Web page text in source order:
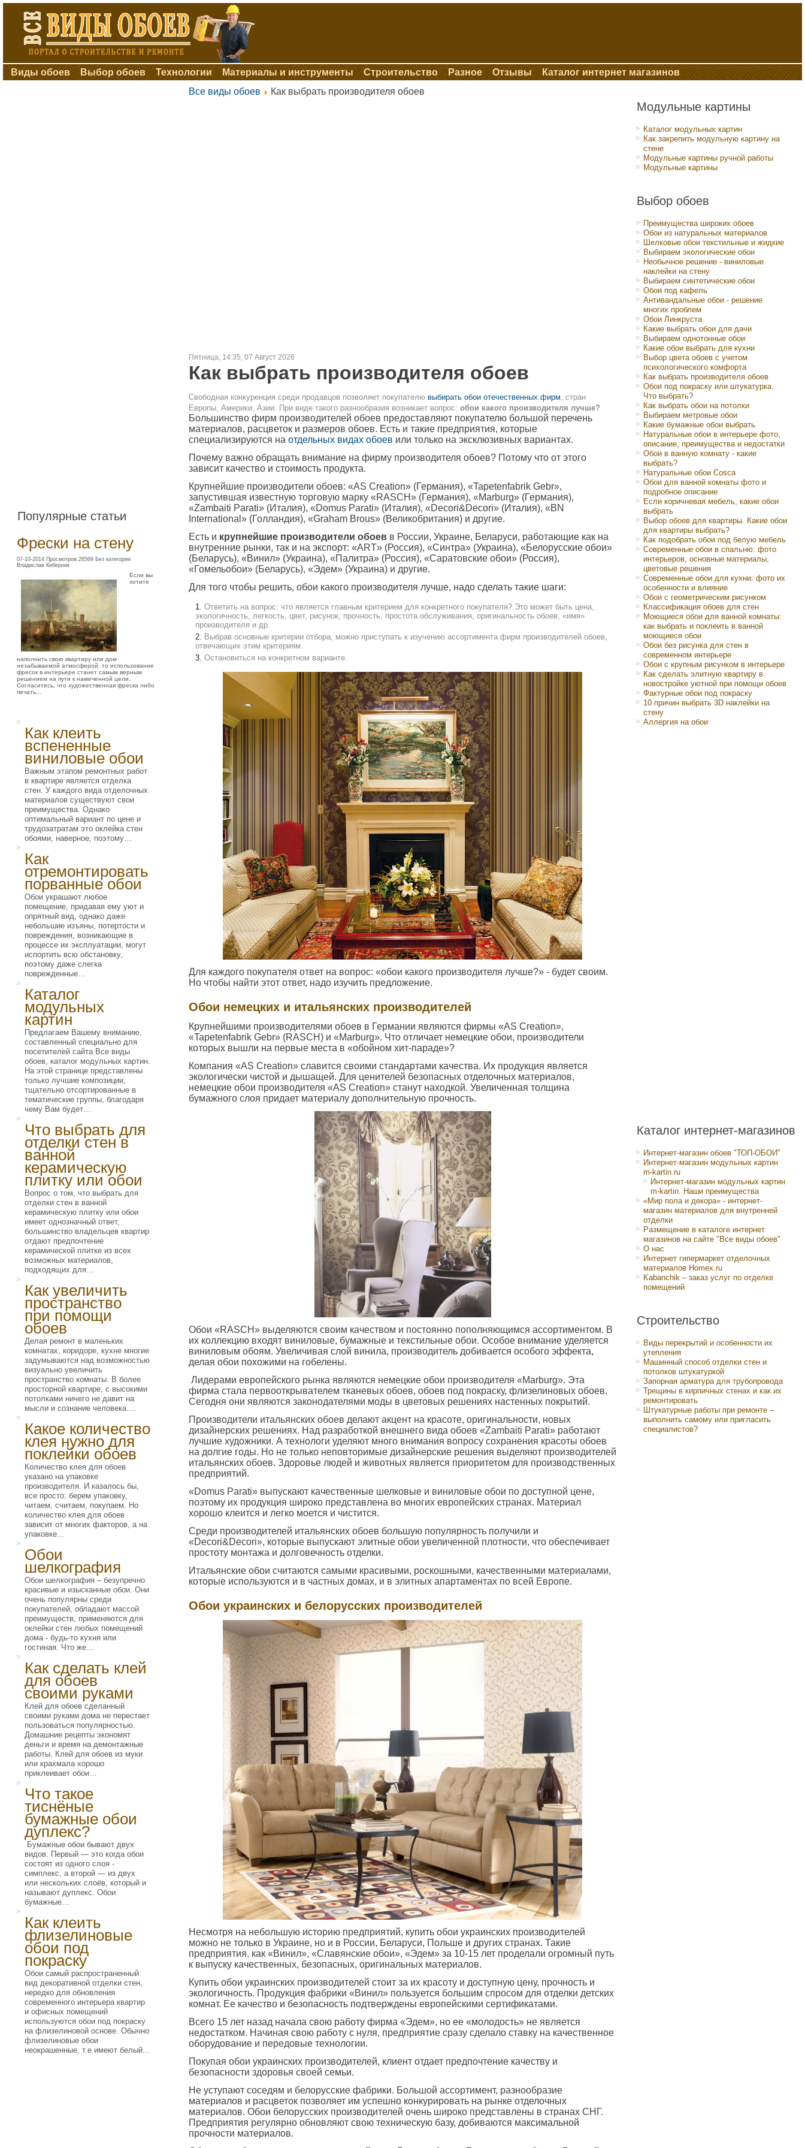
Виды обоев Выбор обоев Технологии Материалы и инструменты Строительство Разное Отзывы Каталог интернет магазинов
Популярные статьи
Фрески на стену
07-10-2014 Просмотров:26569 Без категории
Владислав Киберник
Если вы
хотите
наполнить свою квартиру или дом
незабываемой атмосферой, то использование
фресок в интерьере станет самым верным
решением на пути к намеченной цели.
Согласитесь, что художественная фреска либо
печать...
Как клеить
вспененные
виниловые обои
Важным этапом ремонтных работ
в квартире является отделка
стен. У каждого вида отделочных
материалов существуют свои
преимущества. Однако
оптимальный вариант по цене и
трудозатратам это оклейка стен
обоями, наверное, поэтому…
Как
отремонтировать
порванные обои
Обои украшают любое
помещение, придавая ему уют и
опрятный вид, однако даже
небольшие изъяны, потертости и
повреждения, возникающие в
процессе их эксплуатации, могут
испортить всю обстановку,
поэтому даже слегка
поврежденные…
Каталог
модульных
картин
Предлагаем Вашему вниманию,
составленный специально для
посетителей сайта Все виды
обоев, каталог модульных картин.
На этой странице представлены
только лучшие композиции,
тщательно отсортированные в
тематические группы, благодаря
чему Вам будет…
Что выбрать для
отделки стен в
ванной
керамическую
плитку или обои
Вопрос о том, что выбрать для
отделки стен в ванной
керамическую плитку или обои
имеет однозначный ответ,
большинство владельцев квартир
отдают предпочтение
керамической плитке из всех
возможных материалов,
подходящих для…
Как увеличить
пространство
при помощи
обоев
Делая ремонт в маленьких
комнатах, коридоре, кухне многие
задумываются над возможностью
визуально увеличить
пространство комнаты. В более
просторной квартире, с высокими
потолками ничего не давит на
мысли и сознание человека.…
Какое количество
клея нужно для
поклейки обоев
Количество клея для обоев
указано на упаковке
производителя. И казалось бы,
все просто: берем упаковку,
читаем, считаем, покупаем. Но
количество клея для обоев
зависит от многих факторов, а на
упаковке…
Обои
шелкография
Обои шелкография – безупречно
красивые и изысканные обои. Они
очень популярны среди
покупателей, обладают массой
преимуществ, применяются для
оклейки стен любых помещений
дома - будь-то кухня или
гостиная. Что же…
Как сделать клей
для обоев
своими руками
Клей для обоев сделанный
своими руками дома не перестает
пользоваться популярностью.
Домашние рецепты экономят
деньги и время на демонтажные
работы. Клей для обоев из муки
или крахмала хорошо
приклеивает обои…
Что такое
тиснёные
бумажные обои
дуплекс?
Бумажные обои бывают двух
видов. Первый — это когда обои
состоят из одного слоя -
симплекс, а второй — из двух
или нескольких слоёв, который и
называют дуплекс. Обои
бумажные…
Как клеить
флизелиновые
обои под
покраску
Обои самый распространенный
вид декоративной отделки стен,
нередко для обновления
современного интерьера квартир
и офисных помещений
используются обои под покраску
на флизелиновой основе. Обычно
флизелиновые обои
неокрашенные, т.е имеют белый…
Все виды обоев Как выбрать производителя обоев
Пятница, 14:35, 07 Август 2026
Как выбрать производителя обоев
Свободная конкуренция среди продавцов позволяет покупателю выбирать обои отечественных фирм, стран
Европы, Америки, Азии. При виде такого разнообразия возникает вопрос: обои какого производителя лучше?
Большинство фирм производителей обоев предоставляют покупателю большой перечень
материалов, расцветок и размеров обоев. Есть и такие предприятия, которые
специализируются на отдельных видах обоев или только на эксклюзивных вариантах.
Почему важно обращать внимание на фирму производителя обоев? Потому что от этого
зависит качество и стоимость продукта.
Крупнейшие производители обоев: «AS Creation» (Германия), «Tapetenfabrik Gebr»,
запустившая известную торговую марку «RASCH» (Германия), «Marburg» (Германия),
«Zambaiti Parati» (Италия), «Domus Parati» (Италия), «Decori&Decori» (Италия), «BN
International» (Голландия), «Graham Brous» (Великобритания) и другие.
Есть и крупнейшие производители обоев в России, Украине, Беларуси, работающие как на
внутренние рынки, так и на экспорт: «АRT» (Россия), «Синтра» (Украина), «Белорусские обои»
(Беларусь), «Винил» (Украина), «Палитра» (Россия), «Саратовские обои» (Россия),
«Гомельобои» (Беларусь), «Эдем» (Украина) и другие.
Для того чтобы решить, обои какого производителя лучше, надо сделать такие шаги:
Ответить на вопрос: что является главным критерием для конкретного покупателя? Это может быть цена,
экологичность, легкость, цвет, рисунок, прочность, простота обслуживания, оригинальность обоев, «имя»
производителя и др.
Выбрав основные критерии отбора, можно приступать к изучению ассортимента фирм производителей обоев,
отвечающих этим критериям.
Остановиться на конкретном варианте.
Для каждого покупателя ответ на вопрос: «обои какого производителя лучше?» - будет своим.
Но чтобы найти этот ответ, надо изучить предложение.
Обои немецких и итальянских производителей
Крупнейшими производителями обоев в Германии являются фирмы «AS Creation»,
«Tapetenfabrik Gebr» (RASCH) и «Marburg». Что отличает немецкие обои, производители
которых вышли на первые места в «обойном хит-параде»?
Компания «AS Creation» славится своими стандартами качества. Их продукция является
экологически чистой и дышащей. Для ценителей безопасных отделочных материалов,
немецкие обои производителя «AS Creation» станут находкой. Увеличенная толщина
бумажного слоя придает материалу дополнительную прочность.
Обои «RASCH» выделяются своим качеством и постоянно пополняющимся ассортиментом. В
их коллекцию входят виниловые, бумажные и текстильные обои. Особое внимание уделяется
виниловым обоям. Увеличивая слой винила, производитель добивается особого эффекта,
делая обои похожими на гобелены.
Лидерами европейского рынка являются немецкие обои производителя «Marburg». Эта
фирма стала первооткрывателем тканевых обоев, обоев под покраску, флизелиновых обоев.
Сегодня они являются законодателями моды в цветовых решениях настенных покрытий.
Производители итальянских обоев делают акцент на красоте, оригинальности, новых
дизайнерских решениях. Над разработкой внешнего вида обоев «Zambaiti Parati» работают
лучшие художники. А технологи уделяют много внимания вопросу сохранения красоты обоев
на долгие годы. Но не только неповторимые дизайнерские решения выделяют производителей
итальянских обоев. Здоровье людей и животных является приоритетом для производственных
предприятий.
«Domus Parati» выпускают качественные шелковые и виниловые обои по доступной цене,
поэтому их продукция широко представлена во многих европейских странах. Материал
хорошо клеится и легко моется и чистится.
Среди производителей итальянских обоев большую популярность получили и
«Decori&Decori», которые выпускают элитные обои увеличенной плотности, что обеспечивает
простоту монтажа и долговечность отделки.
Итальянские обои считаются самыми красивыми, роскошными, качественными материалами,
которые используются и в частных домах, и в элитных апартаментах по всей Европе.
Обои украинских и белорусских производителей
Несмотря на небольшую историю предприятий, купить обои украинских производителей
можно не только в Украине, но и в России, Беларуси, Польше и других странах. Такие
предприятия, как «Винил», «Славянские обои», «Эдем» за 10-15 лет проделали огромный путь
к выпуску качественных, безопасных, оригинальных материалов.
Купить обои украинских производителей стоит за их красоту и доступную цену, прочность и
экологичность. Продукция фабрики «Винил» пользуется большим спросом для отделки детских
комнат. Ее качество и безопасность подтверждены европейскими сертификатами.
Всего 15 лет назад начала свою работу фирма «Эдем», но ее «молодость» не является
недостатком. Начиная свою работу с нуля, предприятие сразу сделало ставку на качественное
оборудование и передовые технологии.
Покупая обои украинских производителей, клиент отдает предпочтение качеству и
безопасности здоровья своей семьи.
Не уступают соседям и белорусские фабрики. Большой ассортимент, разнообразие
материалов и расцветок позволяет им успешно конкурировать на рынке отделочных
материалов. Обои белорусских производителей очень широко представлены в странах СНГ.
Предприятия регулярно обновляют свою техническую базу, добиваются максимальной
прочности материалов.
Модульные картины
Каталог модульных картин
Как закрепить модульную картину на
стене
Модульные картины ручной работы
Модульные картины
Выбор обоев
Преимущества широких обоев
Обои из натуральных материалов
Шелковые обои текстильные и жидкие
Выбираем экологические обои
Необычное решение - виниловые
наклейки на стену
Выбираем синтетические обои
Обои под кафель
Антивандальные обои - решение
многих проблем
Обои Линкруста
Какие выбрать обои для дачи
Выбираем однотонные обои
Какие обои выбрать для кухни
Выбор цвета обоев с учетом
психологического комфорта
Как выбрать производителя обоев
Обои под покраску или штукатурка.
Что выбрать?
Как выбрать обои на потолки
Выбираем метровые обои
Какие бумажные обои выбрать
Натуральные обои в интерьере фото,
описание, преимущества и недостатки
Обои в ванную комнату - какие
выбрать?
Натуральные обои Cosca
Обои для ванной комнаты фото и
подробное описание
Если коричневая мебель, какие обои
выбрать
Выбор обоев для квартиры. Какие обои
для квартиры выбрать?
Как подобрать обои под белую мебель
Современные обои в спальню: фото
интерьеров, основные материалы,
цветовые решения
Современные обои для кухни: фото их
особенности и влияние
Обои с геометрическим рисунком
Классификация обоев для стен
Моющиеся обои для ванной комнаты:
как выбрать и поклеить в ванной
моющиеся обои
Обои без рисунка для стен в
современном интерьере
Обои с крупным рисунком в интерьере
Как сделать элитную квартиру в
новостройке уютной при помощи обоев
Фактурные обои под покраску
10 причин выбрать 3D наклейки на
стену
Аллергия на обои
Каталог интернет-магазинов
Интернет-магазин обоев "ТОП-ОБОИ"
Интернет-магазин модульных картин
m-kartin.ru
Интернет-магазин модульных картин
m-kartin. Наши преимущества
«Мир пола и декора» - интернет-
магазин материалов для внутренней
отделки
Размещение в каталоге интернет
магазинов на сайте "Все виды обоев"
О нас
Интернет гипермаркет отделочных
материалов Homex.ru
Kabanchik – заказ услуг по отделке
помещений
Строительство
Виды перекрытий и особенности их
утепления
Машинный способ отделки стен и
потолков штукатуркой
Запорная арматура для трубопровода
Трещины в кирпичных стенах и как их
ремонтировать
Штукатурные работы при ремонте –
выполнить самому или пригласить
специалистов?